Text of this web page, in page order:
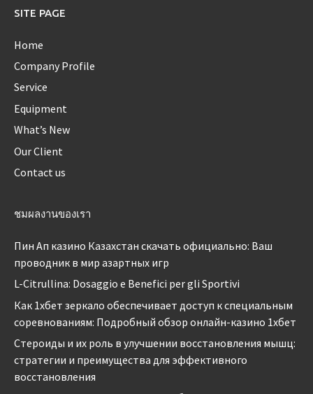
SITE PAGE
Home
Company Profile
Service
Equipment
What’s New
Our Client
Contact us
ชมผลงานของเรา
Пин Ап казино Казахстан скачать официально: Ваш
проводник в мир азартных игр
L-Citrullina: Dosaggio e Benefici per gli Sportivi
Как 1хбет зеркало обеспечивает доступ к специальным
соревнованиям: Подробный обзор онлайн-казино 1хбет
Стероиды и их роль в улучшении восстановления мышц:
стратегии и преимущества для эффективного
восстановления